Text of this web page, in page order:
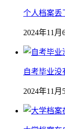
个人档案丢
2024年11月
自考毕业没
2024年11月